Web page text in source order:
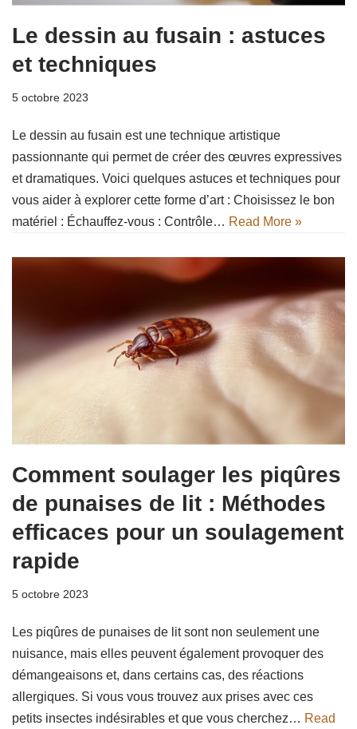
Le dessin au fusain : astuces
et techniques
5 octobre 2023
Le dessin au fusain est une technique artistique
passionnante qui permet de créer des œuvres expressives
et dramatiques. Voici quelques astuces et techniques pour
vous aider à explorer cette forme d’art : Choisissez le bon
matériel : Échauffez-vous : Contrôle… Read More »
Comment soulager les piqûres
de punaises de lit : Méthodes
efficaces pour un soulagement
rapide
5 octobre 2023
Les piqûres de punaises de lit sont non seulement une
nuisance, mais elles peuvent également provoquer des
démangeaisons et, dans certains cas, des réactions
allergiques. Si vous vous trouvez aux prises avec ces
petits insectes indésirables et que vous cherchez… Read